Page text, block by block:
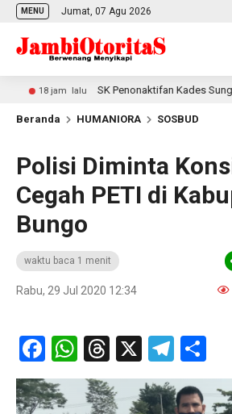
MENU Jumat, 07 Agu 2026
18 jam lalu SK Penonaktifan Kades Sungai
Beranda HUMANIORA SOSBUD
Polisi Diminta
Cegah PETI di
Bungo
waktu baca 1 menit
Rabu, 29 Jul 2020 12:34
Facebook
WhatsApp
Threads
X